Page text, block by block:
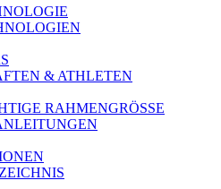
& ATHLETEN
RAHMENGRÖSSE